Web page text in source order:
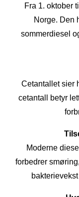
Fra 1. oktober
Norge. Den
sommerdiesel
Cetantallet sier
cetantall betyr
Moderne
forbedrer